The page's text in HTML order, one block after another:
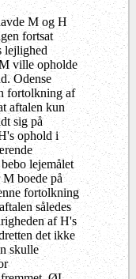
M og H
fortsat
lejlighed
ville opholde
Odense
fortolkning af
aftalen kun
sig på
ophold i
lejemålet
boede på
fortolkning
således
af H's
det ikke
skulle